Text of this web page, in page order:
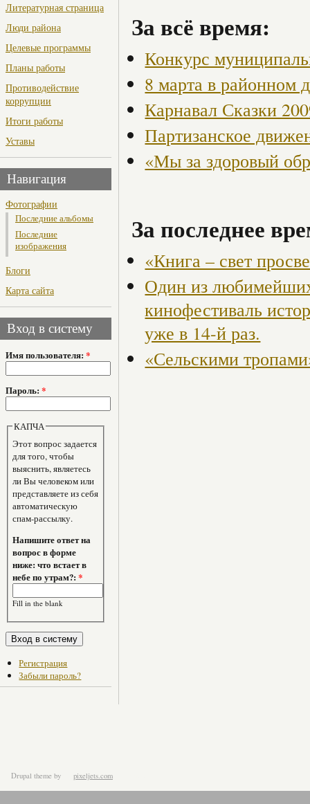
Литературная страница
Люди района
Целевые программы
Планы работы
Противодействие
коррупции
Итоги работы
Уставы
Навигация
Фотографии
Последние альбомы
Последние
изображения
Блоги
Карта сайта
Вход в систему
Имя пользователя: *
Пароль: *
КАПЧА
Этот вопрос задается
для того, чтобы
выяснить, являетесь
ли Вы человеком или
представляете из себя
автоматическую
спам-рассылку.
Напишите ответ на
вопрос в форме
ниже: что встает в
небе по утрам?:*
Fill in the blank
Регистрация
Забыли пароль?
За всё время:
Конкурс
8 марта в районном
Карнавал Сказки
Партизанское
«Мы за здоровый
За последнее
«Книга – свет
Один из
кинофестиваль
уже в 14-й раз.
«Сельскими
Drupal theme by pixeljets.com